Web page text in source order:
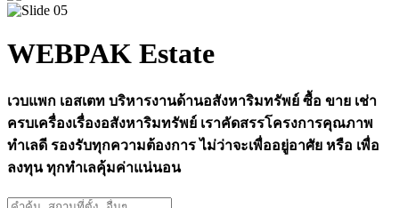
WEBPAK Estate
เวบแพก เอสเตท บริหารงานด้านอสังหาริมทรัพย์ ซื้อ ขาย เช่า
ครบเครื่องเรื่องอสังหาริมทรัพย์ เราคัดสรรโครงการคุณภาพ
ทำเลดี รองรับทุกความต้องการ ไม่ว่าจะเพื่ออยู่อาศัย หรือ เพื่อ
ลงทุน ทุกทำเลคุ้มค่าแน่นอน